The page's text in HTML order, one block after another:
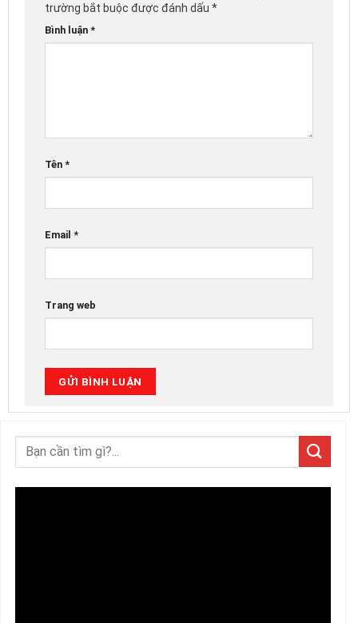
trường bắt buộc được đánh dấu *
Bình luận *
Tên *
Email *
Trang web